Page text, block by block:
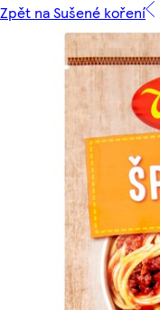
Zpět na Sušené koření